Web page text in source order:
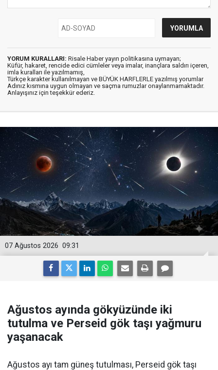
YORUM KURALLARI: Risale Haber yayın politikasına uymayan;
Küfür, hakaret, rencide edici cümleler veya imalar, inançlara saldırı içeren,
imla kuralları ile yazılmamış,
Türkçe karakter kullanılmayan ve BÜYÜK HARFLERLE yazılmış yorumlar
Adınız kısmına uygun olmayan ve saçma rumuzlar onaylanmamaktadır.
Anlayışınız için teşekkür ederiz.
09:31
07 Ağustos 2026
Ağustos ayında gökyüzünde iki
tutulma ve Perseid gök taşı yağmuru
yaşanacak
Ağustos ayı tam güneş tutulması, Perseid gök taşı